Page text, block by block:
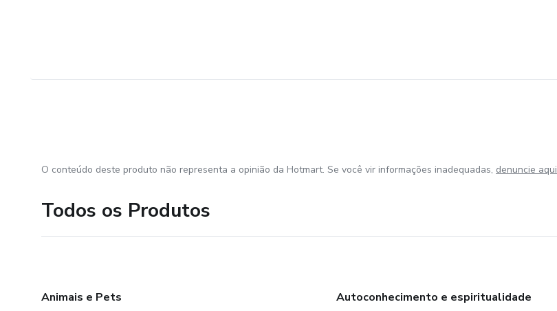
O conteúdo deste produto não representa a opinião da Hotmart. Se você vir informações inadequadas, denuncie aqui
Todos os Produtos
Animais e Pets
Autoconhecimento e espiritualidade